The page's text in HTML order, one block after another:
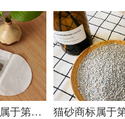
该选择一些什
用纸商标注
册、 注册厨
纸商标注册、
清洁厨房用纸
纸商标注册、
用纸商标注册
代理要多久？
么样？ 厨房
料要哪些呢？
审核通过率高
小文将厨房
册第06类别商标，我
些什么具体商品呢！
册、金属钥匙扣商标
扣商标、塑料钥匙扣
匙扣商标注册、防丢
册、卡通钥匙扣商标
注册、钥匙扣商标注
标注册代理要多久？
格怎么样？ 钥匙扣注
要哪些呢？钥匙扣商
通过率高不高？今天
文将钥匙扣的具体商
于第几
猫砂商标属于